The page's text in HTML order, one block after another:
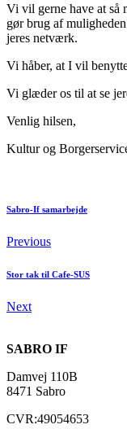
Vi vil gerne have at så
gør brug af
jeres netværk.
Vi håber, at I vil
Vi glæder os til at se
Venlig hilsen,
Kultur og
Sabro-If samarbejde
Previous
Stor tak til Cafe-SUS
Next
SABRO IF
Damvej 110B
8471 Sabro
CVR:49054653